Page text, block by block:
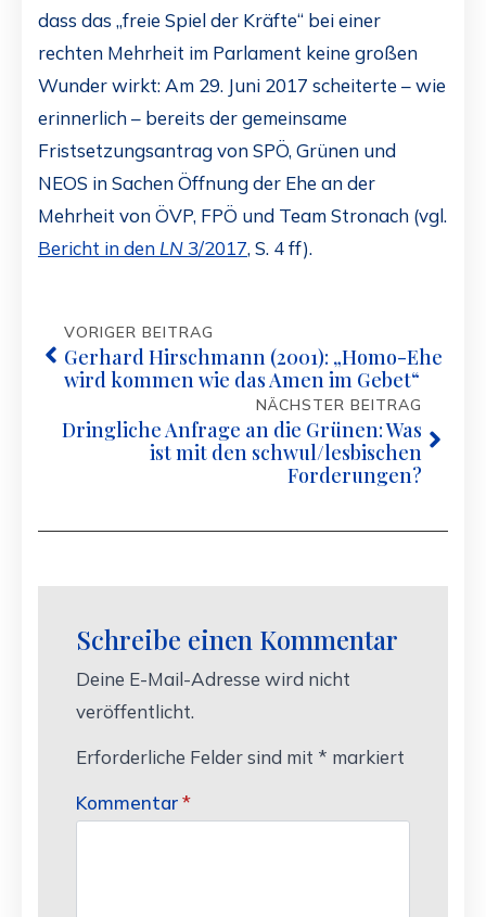
dass das „freie Spiel der Kräfte“ bei einer
rechten Mehrheit im Parlament keine großen
Wunder wirkt: Am 29. Juni 2017 scheiterte – wie
erinnerlich – bereits der gemeinsame
Fristsetzungsantrag von SPÖ, Grünen und
NEOS in Sachen Öffnung der Ehe an der
Mehrheit von ÖVP, FPÖ und Team Stronach (vgl.
Bericht in den LN 3/2017, S. 4 ff).
VORIGER BEITRAG
Gerhard Hirschmann (2001): „Homo-Ehe
wird kommen wie das Amen im Gebet“
NÄCHSTER BEITRAG
Dringliche Anfrage an die Grünen: Was
ist mit den schwul/lesbischen
Forderungen?
Schreibe einen Kommentar
Deine E-Mail-Adresse wird nicht
veröffentlicht.
Erforderliche Felder sind mit * markiert
Kommentar*